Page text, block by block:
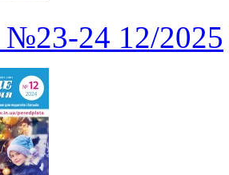
№23-24 12/2025